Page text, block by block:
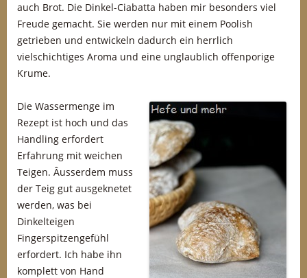
auch Brot. Die Dinkel-Ciabatta haben mir besonders viel
Freude gemacht. Sie werden nur mit einem Poolish
getrieben und entwickeln dadurch ein herrlich
vielschichtiges Aroma und eine unglaublich offenporige
Krume.
Die Wassermenge im
Rezept ist hoch und das
Handling erfordert
Erfahrung mit weichen
Teigen. Âusserdem muss
der Teig gut ausgeknetet
werden, was bei
Dinkelteigen
Fingerspitzengefühl
erfordert. Ich habe ihn
komplett von Hand